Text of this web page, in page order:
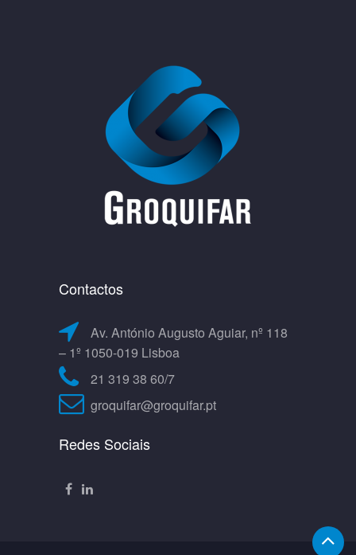
Contactos
Av. António Augusto Aguiar, nº 118
– 1º 1050-019 Lisboa
21 319 38 60/7
groquifar@groquifar.pt
Redes Sociais